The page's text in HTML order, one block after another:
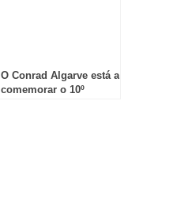
O Conrad Algarve está a
comemorar o 10º